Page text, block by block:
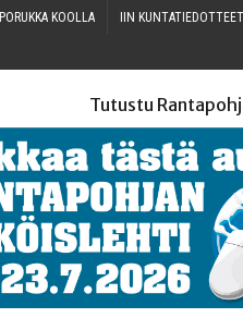
PORUK­KA KOOLLA IIN KUN­TA­TIE­DOT­TEET
Tutustu